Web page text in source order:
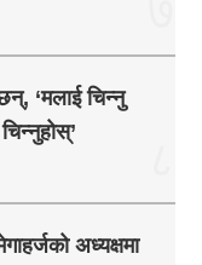
‘मलाई चिन्नु
अध्यक्षमा